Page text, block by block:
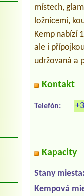
místech,
ložnicemi,
Kemp nabízí
ale i
udržovaná a
Kontakt
Telefón:
Kapacity
Stany miesta:
Kempová